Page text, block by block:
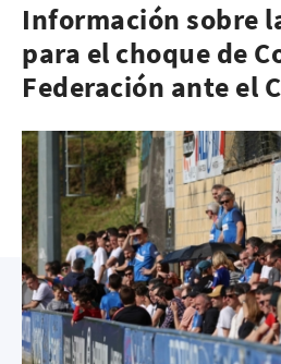
Información sobre
para el choque de
Federación ante el